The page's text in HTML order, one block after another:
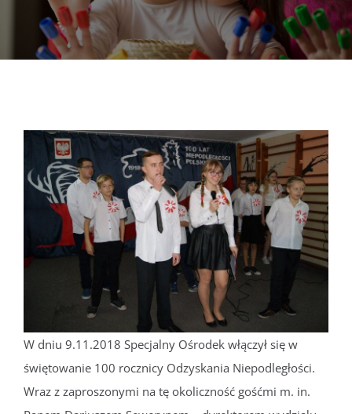
DOKUMENTY
PROJEKTY
W dniu 9.11.2018 Specjalny Ośrodek włączył się w
świętowanie 100 rocznicy Odzyskania Niepodległości.
Wraz z zaproszonymi na tę okoliczność gośćmi m. in.